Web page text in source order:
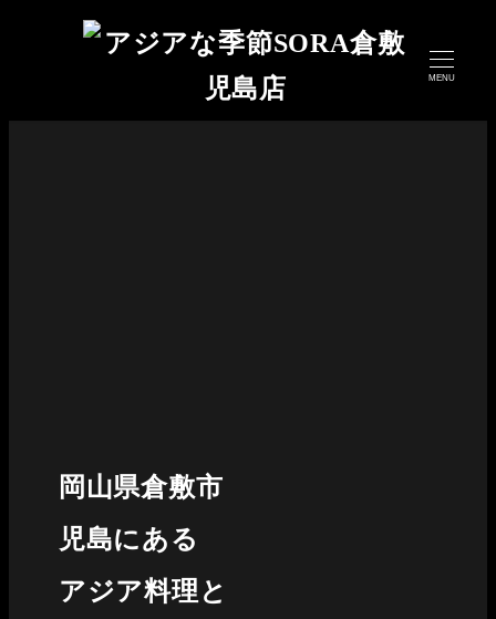
MENU
岡山県倉敷市
児島にある
アジア料理と